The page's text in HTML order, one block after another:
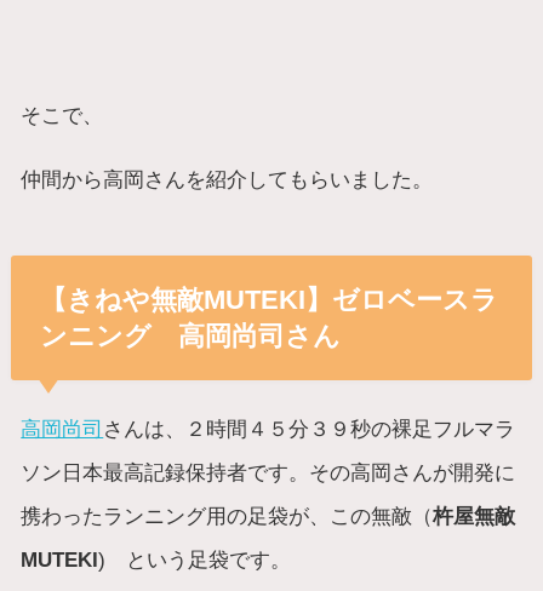
そこで、
仲間から高岡さんを紹介してもらいました。
【きねや無敵MUTEKI】ゼロベースラ
ンニング 高岡尚司さん
高岡尚司 さんは、２時間４５分３９秒の裸足フルマラ
ソン日本最高記録保持者です。その高岡さんが開発に
携わったランニング用の足袋が、この無敵（杵屋無敵
MUTEKI) という足袋です。